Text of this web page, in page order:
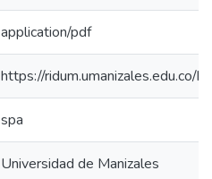
application/pdf
https://
spa
Universidad de Manizales